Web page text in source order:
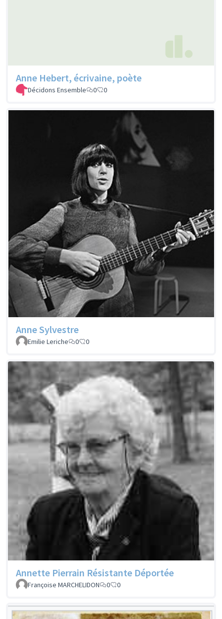
Anne Hebert, écrivaine, poète
Décidons Ensemble 0 0
Anne Sylvestre
Emilie Leriche 0 0
Annette Pierrain Résistante Déportée
Françoise MARCHELIDON 0 0